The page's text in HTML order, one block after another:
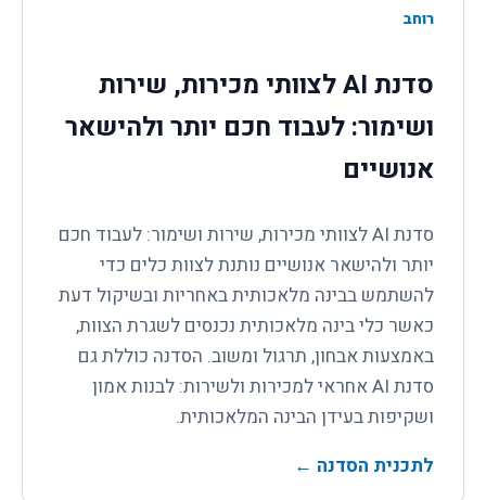
רוחב
סדנת AI לצוותי מכירות, שירות
ושימור: לעבוד חכם יותר ולהישאר
אנושיים
סדנת AI לצוותי מכירות, שירות ושימור: לעבוד חכם
יותר ולהישאר אנושיים נותנת לצוות כלים כדי
להשתמש בבינה מלאכותית באחריות ובשיקול דעת
כאשר כלי בינה מלאכותית נכנסים לשגרת הצוות,
באמצעות אבחון, תרגול ומשוב. הסדנה כוללת גם
סדנת AI אחראי למכירות ולשירות: לבנות אמון
ושקיפות בעידן הבינה המלאכותית.
לתכנית הסדנה ←